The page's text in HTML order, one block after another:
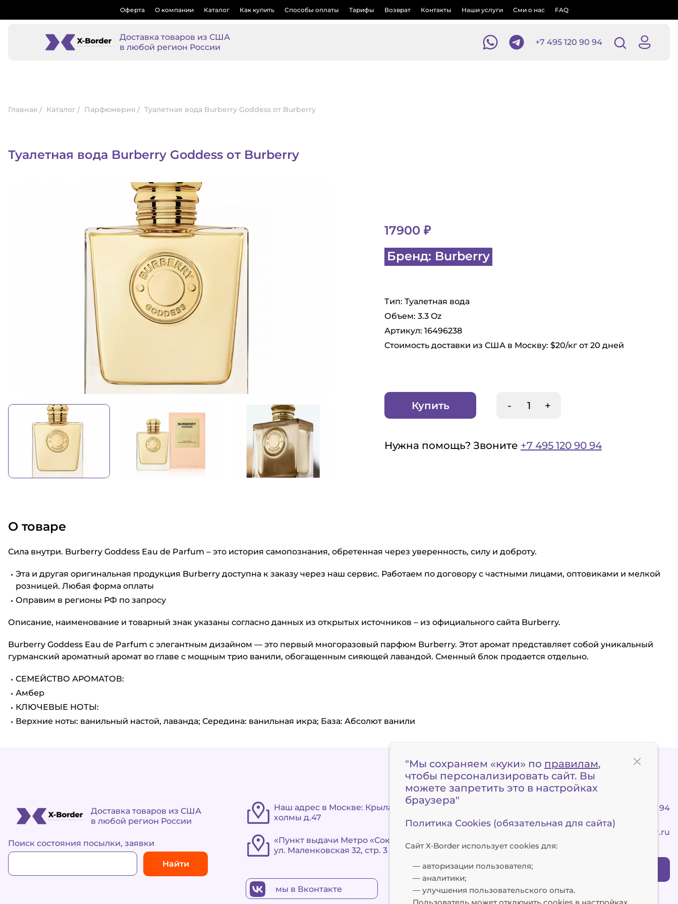
Оферта О компании Каталог Как купить Способы оплаты Тарифы Возврат Контакты Наши услуги Сми о нас FAQ
+7 495 120 90 94
Доставка товаров из США
в любой регион России
Главная Каталог Парфюмерия Туалетная вода Burberry Goddess от Burberry
Туалетная вода Burberry Goddess от Burberry
17900 ₽
Бренд: Burberry
Тип: Туалетная вода
Объем: 3.3 Oz
Артикул: 16496238
Стоимость доставки из США в Москву: $20/кг от 20 дней
Купить - +
Нужна помощь? Звоните +7 495 120 90 94
О товаре
Сила внутри. Burberry Goddess Eau de Parfum – это история самопознания, обретенная через уверенность, силу и доброту.
Эта и другая оригинальная продукция Burberry доступна к заказу через наш сервис. Работаем по договору с частными лицами, оптовиками и мелкой
розницей. Любая форма оплаты
Оправим в регионы РФ по запросу
Описание, наименование и товарный знак указаны согласно данных из открытых источников – из официального сайта Burberry.
Burberry Goddess Eau de Parfum с элегантным дизайном — это первый многоразовый парфюм Burberry. Этот аромат представляет собой уникальный
гурманский ароматный аромат во главе с мощным трио ванили, обогащенным сияющей лавандой. Сменный блок продается отдельно.
СЕМЕЙСТВО АРОМАТОВ:
Амбер
КЛЮЧЕВЫЕ НОТЫ:
Верхние ноты: ванильный настой, лаванда; Середина: ванильная икра; База: Абсолют ванили
Доставка товаров из США
в любой регион России
Поиск состояния посылки, заявки
Найти
Наш адрес в Москве: Крылатские
холмы д.47
«Пункт выдачи Метро «Сокольники»
ул. Маленковская 32, стр. 3
мы в Вконтакте
+7 495 120 90 94
client@x-border.ru
Заказать обратный звонок
"Мы сохраняем «куки» по правилам,
чтобы персонализировать сайт. Вы
можете запретить это в настройках
браузера"
Политика Cookies (обязательная для сайта)
Сайт X‑Border использует cookies для:
— авторизации пользователя;
— аналитики;
— улучшения пользовательского опыта.